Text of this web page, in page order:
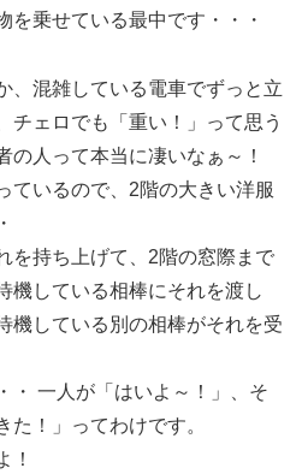
を乗せている最中です・・・
、混雑している電車でずっと立
チェロでも「重い！」って思う
の人って本当に凄いなぁ～！
ているので、2階の大きい洋服
を持ち上げて、2階の窓際まで
機している相棒にそれを渡し
機している別の相棒がそれを受
・ 一人が「はいよ～！」、そ
た！」ってわけです。
！